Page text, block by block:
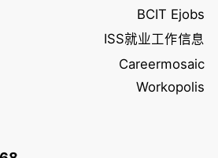
BCIT Ejobs
ISS就业工作信息
Careermosaic
Workopolis